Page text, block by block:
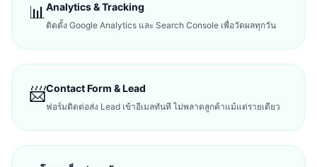
📊Analytics & Tracking
ติดตั้ง Google Analytics และ Search Console เพื่อวัดผลทุกวัน
📨Contact Form & Lead
ฟอร์มติดต่อส่ง Lead เข้าอีเมลทันที ไม่พลาดลูกค้าแม้แต่รายเดียว